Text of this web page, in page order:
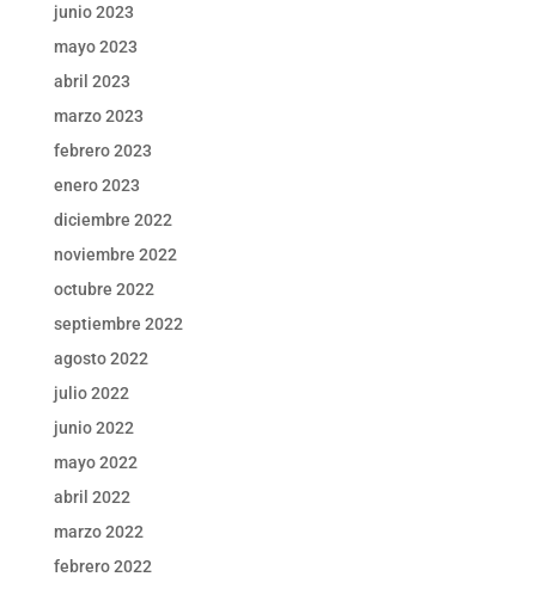
junio 2023
mayo 2023
abril 2023
marzo 2023
febrero 2023
enero 2023
diciembre 2022
noviembre 2022
octubre 2022
septiembre 2022
agosto 2022
julio 2022
junio 2022
mayo 2022
abril 2022
marzo 2022
febrero 2022